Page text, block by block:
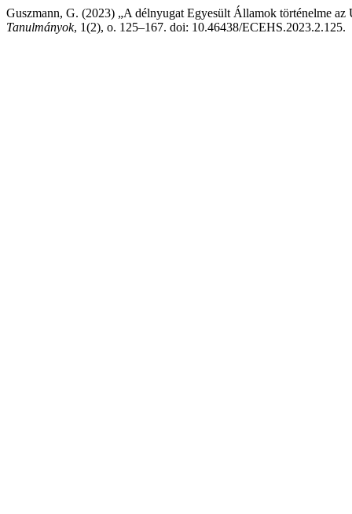
Guszmann, G. (2023) „A délnyugat Egyesült Államok történelme
Tanulmányok, 1(2), o. 125–167. doi: 10.46438/ECEHS.2023.2.125.